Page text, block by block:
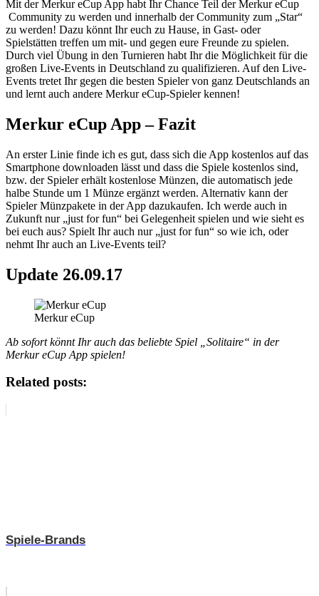
Mit der Merkur eCup App habt Ihr Chance Teil der Merkur eCup
Community zu werden und innerhalb der Community zum „Star“
zu werden! Dazu könnt Ihr euch zu Hause, in Gast- oder
Spielstätten treffen um mit- und gegen eure Freunde zu spielen.
Durch viel Übung in den Turnieren habt Ihr die Möglichkeit für die
großen Live-Events in Deutschland zu qualifizieren. Auf den Live-
Events tretet Ihr gegen die besten Spieler von ganz Deutschlands an
und lernt auch andere Merkur eCup-Spieler kennen!
Merkur eCup App – Fazit
An erster Linie finde ich es gut, dass sich die App kostenlos auf das
Smartphone downloaden lässt und dass die Spiele kostenlos sind,
bzw. der Spieler erhält kostenlose Münzen, die automatisch jede
halbe Stunde um 1 Münze ergänzt werden. Alternativ kann der
Spieler Münzpakete in der App dazukaufen. Ich werde auch in
Zukunft nur „just for fun“ bei Gelegenheit spielen und wie sieht es
bei euch aus? Spielt Ihr auch nur „just for fun“ so wie ich, oder
nehmt Ihr auch an Live-Events teil?
Update 26.09.17
Merkur eCup
Ab sofort könnt Ihr auch das beliebte Spiel „Solitaire“ in der
Merkur eCup App spielen!
Related posts:
Spiele-Brands